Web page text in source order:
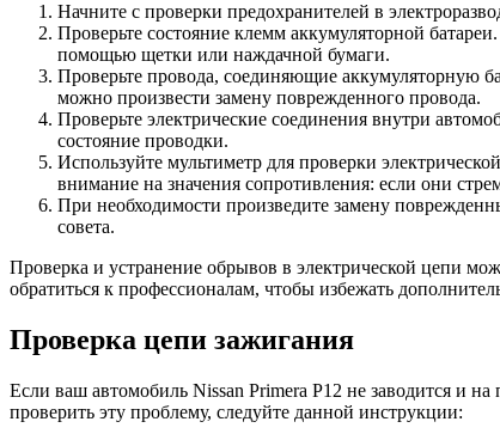
Начните с проверки предохранителей в
Проверьте состояние клемм аккумуляторной
помощью щетки или наждачной бумаги.
Проверьте провода, соединяющие аккумуляторную
можно произвести замену поврежденного провода.
Проверьте электрические соединения внутри
состояние проводки.
Используйте мультиметр для проверки
внимание на значения сопротивления: если они
При необходимости произведите замену
совета.
Проверка и устранение обрывов в электрической цепи
обратиться к профессионалам, чтобы избежать
Проверка цепи зажигания
Если ваш автомобиль Nissan Primera P12 не заводится и
проверить эту проблему, следуйте данной инструкции: